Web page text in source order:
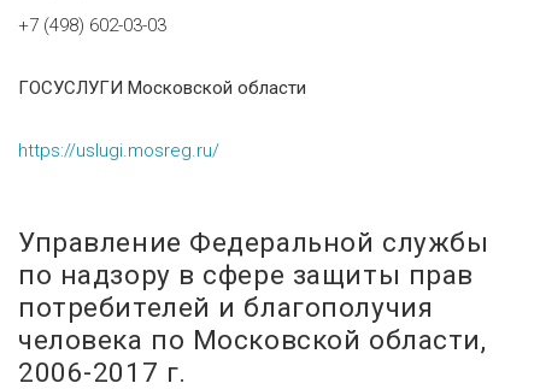
+7 (498) 602-03-03
ГОСУСЛУГИ Московской области
https://uslugi.mosreg.ru/
Управление Федеральной службы
по надзору в сфере защиты прав
потребителей и благополучия
человека по Московской области,
2006-2017 г.